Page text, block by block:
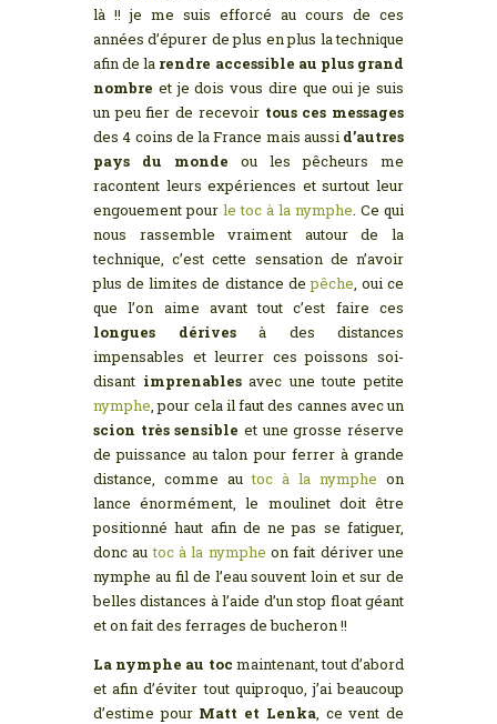
là !! je me suis efforcé au cours de ces
années d’épurer de plus en plus la technique
afin de la rendre accessible au plus grand
nombre et je dois vous dire que oui je suis
un peu fier de recevoir tous ces messages
des 4 coins de la France mais aussi d’autres
pays du monde ou les pêcheurs me
racontent leurs expériences et surtout leur
engouement pour le toc à la nymphe . Ce qui
nous rassemble vraiment autour de la
technique, c’est cette sensation de n’avoir
plus de limites de distance depêche , oui ce
que l’on aime avant tout c’est faire ces
longues dérivesà des distances
impensables et leurrer ces poissons soi-
disant imprenablesavec une toute petite
nymphe , pour cela il faut des cannes avec un
scion très sensible et une grosse réserve
de puissance au talon pour ferrer à grande
distance, comme autoc à la nymphe on
lance énormément, le moulinet doit être
positionné haut afin de ne pas se fatiguer,
donc autoc à la nymphe on fait dériver une
nymphe au fil de l’eau souvent loin et sur de
belles distances à l’aide d’un stop float géant
et on fait des ferrages de bucheron !!
La nymphe au toc maintenant, tout d’abord
et afin d’éviter tout quiproquo, j’ai beaucoup
d’estime pour Matt et Lenka, ce vent de